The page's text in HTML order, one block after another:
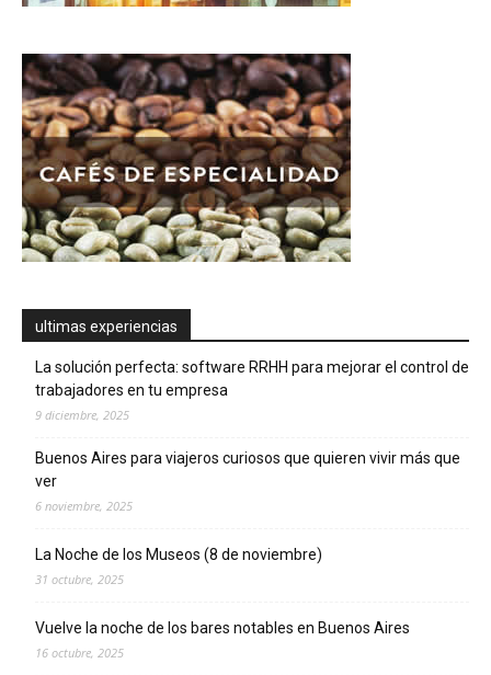
ultimas experiencias
La solución perfecta: software RRHH para mejorar el control de
trabajadores en tu empresa
9 diciembre, 2025
Buenos Aires para viajeros curiosos que quieren vivir más que
ver
6 noviembre, 2025
La Noche de los Museos (8 de noviembre)
31 octubre, 2025
Vuelve la noche de los bares notables en Buenos Aires
16 octubre, 2025